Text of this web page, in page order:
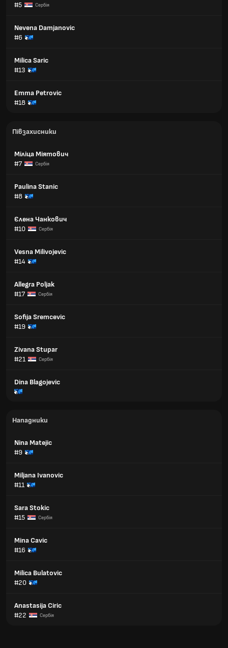
#5
Сербія
Nevena Damjanovic
#6
Milica Saric
#13
Emma Petrovic
#18
Півзахисники
Міліца Міятович
#7
Сербія
Paulina Stanic
#8
Єлена Чанкович
#10
Сербія
Vesna Milivojevic
#14
Allegra Poljak
#17
Сербія
Sofija Sremcevic
#19
Zivana Stupar
#21
Сербія
Dina Blagojevic
Нападники
Nina Matejic
#9
Miljana Ivanovic
#11
Sara Stokic
#15
Сербія
Mina Cavic
#16
Milica Bulatovic
#20
Anastasija Ciric
#22
Сербія